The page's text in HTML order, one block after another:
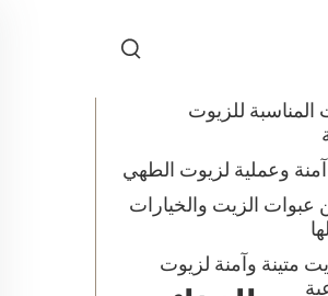
المناسبة للزيوت
آمنة وعملية لزيوت الطهي
عبوات الزيت والخيارات
متينة وآمنة لزيوت